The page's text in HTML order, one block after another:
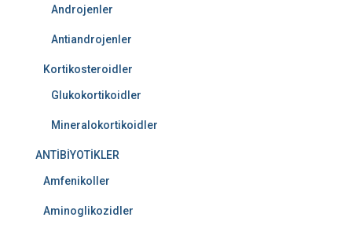
Androjenler
Antiandrojenler
Kortikosteroidler
Glukokortikoidler
Mineralokortikoidler
ANTİBİYOTİKLER
Amfenikoller
Aminoglikozidler